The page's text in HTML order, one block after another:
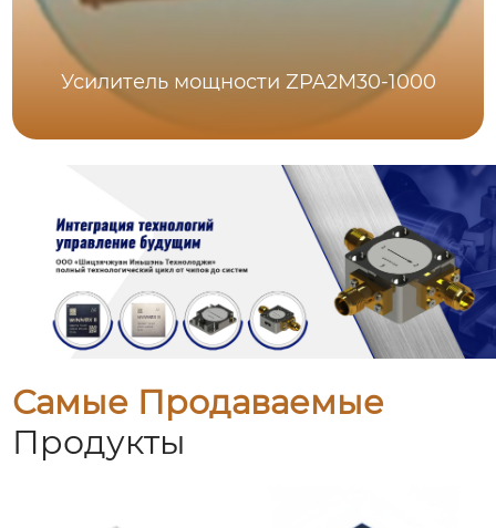
Усилитель мощности ZPA2M30-1000
Самые Продаваемые
Продукты